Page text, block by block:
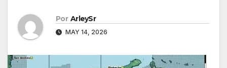
Por ArleySr
MAY 14, 2026